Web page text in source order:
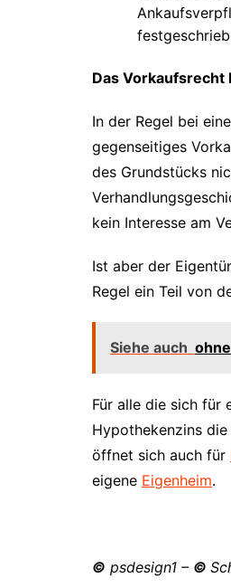
Das Vorkaufsrecht
In der Regel bei
gegenseitiges
des Grundstücks
kein Interesse am
Ist aber der
Regel ein Teil von
Siehe auch
Für alle die sich für
Hypothekenzins
öffnet sich auch für
eigene Eigenheim.
© psdesign1 – ©